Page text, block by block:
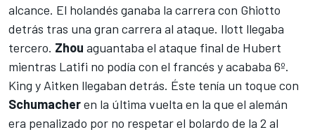
alcance. El holandés ganaba la carrera con Ghiotto
detrás tras una gran carrera al ataque. Ilott llegaba
tercero. Zhou aguantaba el ataque final de Hubert
mientras Latifi no podía con el francés y acababa 6º.
King y Aitken llegaban detrás. Éste tenía un toque con
Schumacheren la última vuelta en la que el alemán
era penalizado por no respetar el bolardo de la 2 al